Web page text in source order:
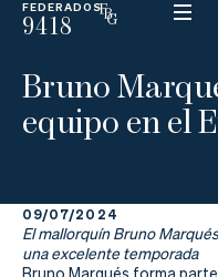
FEDERADOS
9418
ESP
N
D
C
Bruno
equipo en el
09/07/2024
El mallorquín Bruno
una excelente temporada